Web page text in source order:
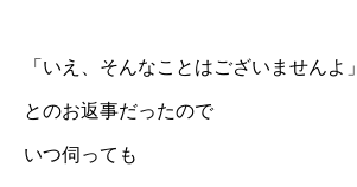
「いえ、そんなことはございませんよ」
とのお返事だったので
いつ伺っても